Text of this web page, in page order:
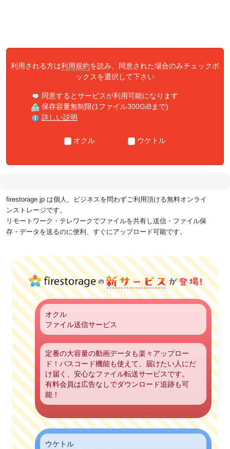
利用される方は利用規約を読み、同意された場合のみチェックボ
ックスを選択して下さい
同意するとサービスが利用可能になります
保存容量無制限(1ファイル300GiBまで)
詳しい説明
オクル ウケトル
firestorage.jp は個人、ビジネスを問わずご利用頂ける無料オンライ
ンストレージです。
リモートワーク・テレワークでファイルを共有し送信・ファイル保
存・データを送るのに便利、すぐにアップロード可能です。
オクル
ファイル送信サービス
定番の大容量の動画データも楽々アップロー
ド！パスコード機能も使えて、届けたい人にだ
け届く、安心なファイル転送サービスです。
有料会員は広告なしでダウンロード追跡も可
能！
ウケトル